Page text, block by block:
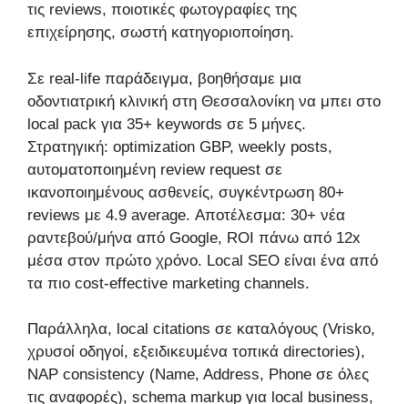
τις reviews, ποιοτικές φωτογραφίες της
επιχείρησης, σωστή κατηγοριοποίηση.
Σε real-life παράδειγμα, βοηθήσαμε μια
οδοντιατρική κλινική στη Θεσσαλονίκη να μπει στο
local pack για 35+ keywords σε 5 μήνες.
Στρατηγική: optimization GBP, weekly posts,
αυτοματοποιημένη review request σε
ικανοποιημένους ασθενείς, συγκέντρωση 80+
reviews με 4.9 average. Αποτέλεσμα: 30+ νέα
ραντεβού/μήνα από Google, ROI πάνω από 12x
μέσα στον πρώτο χρόνο. Local SEO είναι ένα από
τα πιο cost-effective marketing channels.
Παράλληλα, local citations σε καταλόγους (Vrisko,
χρυσοί οδηγοί, εξειδικευμένα τοπικά directories),
NAP consistency (Name, Address, Phone σε όλες
τις αναφορές), schema markup για local business,